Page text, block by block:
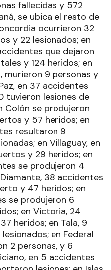
fallecidas y 572
se ubica el resto de
ocurrieron 32
y 22 lesionados; en
que dejaron
y 124 heridos; en
murieron 9 personas y
en 37 accidentes
tuvieron lesiones de
Colón se produjeron
y 57 heridos; en
resultaron 9
en Villaguay, en
y 29 heridos; en
se produjeron 4
38 accidentes
y 47 heridos; en
se produjeron 6
en Victoria, 24
heridos; en Tala, 9
en Federal
2 personas, y 6
en 5 accidentes